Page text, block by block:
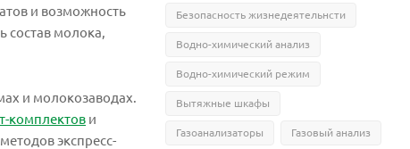
и возможность
молока,
и молокозаводах.
комплектов и
экспресс-
Безопасность жизнедеятельнсти
Водно-химический анализ
Водно-химический режим
Вытяжные шкафы
Газоанализаторы Газовый анализ